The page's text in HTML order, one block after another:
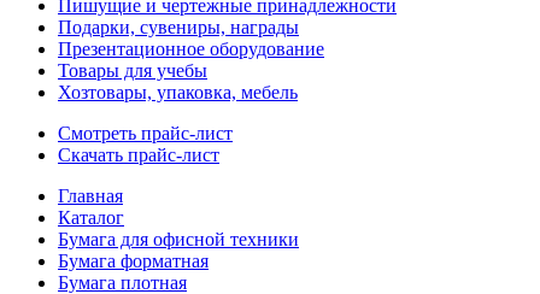
Пишущие и чертежные принадлежности
Подарки, сувениры, награды
Презентационное оборудование
Товары для учебы
Хозтовары, упаковка, мебель
Смотреть прайс-лист
Скачать прайс-лист
Главная
Каталог
Бумага для офисной техники
Бумага форматная
Бумага плотная